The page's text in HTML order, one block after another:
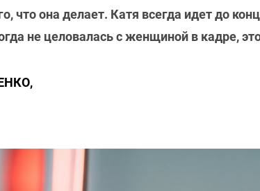
что она делает. Катя всегда идет до
не целовалась с женщиной в кадре,